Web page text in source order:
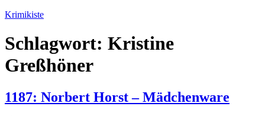
Zum
springen
Krimikiste
Schlagwort: Kristine
Greßhöner
1187: Norbert Horst – Mädchenware